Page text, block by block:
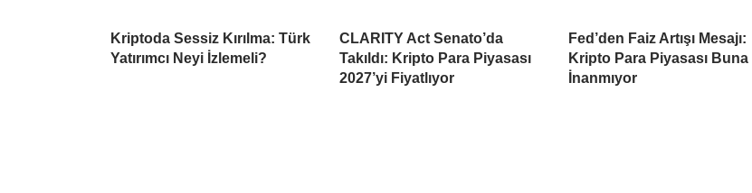
Kriptoda Sessiz Kırılma: Türk
Yatırımcı Neyi İzlemeli?
CLARITY Act Senato’da
Takıldı: Kripto Para Piyasası
2027’yi Fiyatlıyor
Fed’den Faiz Artışı Mesajı:
Kripto Para Piyasası Buna
İnanmıyor